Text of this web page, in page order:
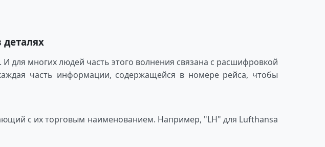
для многих людей часть этого волнения связана с расшифровкой
часть информации, содержащейся в номере рейса, чтобы
с их торговым наименованием. Например, "LH" для Lufthansa